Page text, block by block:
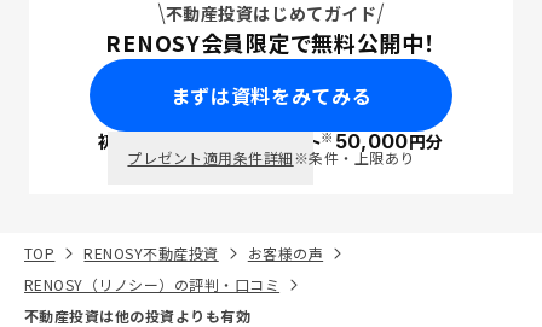
不動産投資はじめてガイド
RENOSY会員限定で無料公開中！
まずは資料をみてみる
初回面談で ポイント※50,000円分
プレゼント適用条件詳細※条件・上限あり
TOP RENOSY不動産投資
お客様の声
RENOSY（リノシー）の評判・口コミ
不動産投資は他の投資よりも有効